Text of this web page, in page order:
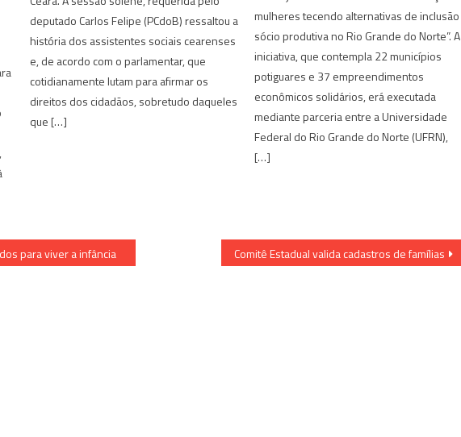
deputado Carlos Felipe (PCdoB) ressaltou a
história dos assistentes sociais cearenses
e, de acordo com o parlamentar, que
cotidianamente lutam para afirmar os
direitos dos cidadãos, sobretudo daqueles
que […]
mulheres tecendo alternativas de inclusão
sócio produtiva no Rio Grande do Norte”. A
iniciativa, que contempla 22 municípios
potiguares e 37 empreendimentos
econômicos solidários, erá executada
mediante parceria entre a Universidade
Federal do Rio Grande do Norte (UFRN),
[…]
para viver a infância Comitê Estadual valida cadastros de famílias